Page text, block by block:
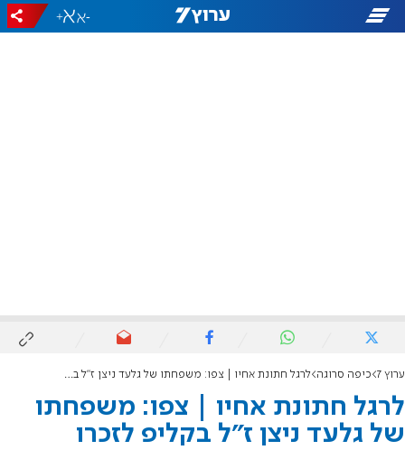
-
+
ערוץ 7 כיפה סרוגה לרגל חתונת אחיו | צפו: משפחתו של גלעד ניצן ז"ל בקליפ לזכרו
לרגל חתונת אחיו | צפו: משפחתו
של גלעד ניצן ז"ל בקליפ לזכרו